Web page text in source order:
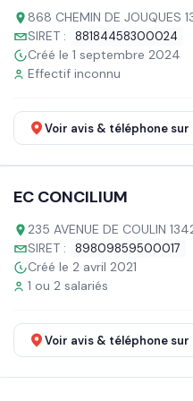
868 CHEMIN DE JOUQUES
SIRET :
88184458300024
Créé le 1 septembre 2024
Effectif inconnu
Voir avis & téléphone sur
EC CONCILIUM
235 AVENUE DE COULIN
SIRET :
89809859500017
Créé le 2 avril 2021
1 ou 2 salariés
Voir avis & téléphone sur